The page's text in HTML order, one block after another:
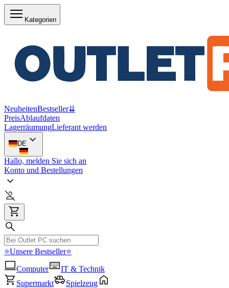
Kategorien
NeuheitenBestseller⇊
PreisAblaufdaten
LagerräumungLieferant werden
DE
Hallo, melden Sie sich an
Konto und Bestellungen
⭐Unsere Bestseller⭐
Computer
IT & Technik
Supermarkt
Spielzeug